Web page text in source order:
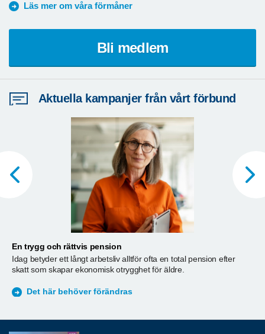
Läs mer om våra förmåner
Bli medlem
Aktuella kampanjer från vårt förbund
En trygg och rättvis pension
Idag betyder ett långt arbetsliv alltför ofta en total pension efter
skatt som skapar ekonomisk otrygghet för äldre.
Det här behöver förändras